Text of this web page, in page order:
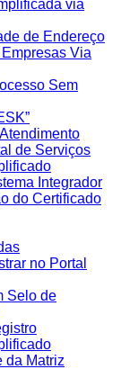
via
de Endereço
Via
Sem
de Serviços
Integrador
do Certificado
no Portal
Selo de
da Matriz